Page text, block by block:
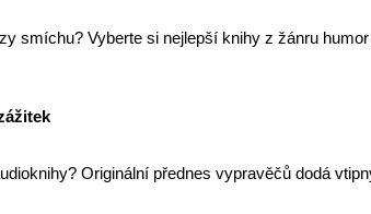
smíchu? Vyberte si nejlepší knihy z žánru
? Originální přednes vypravěčů dodá
Script.com fungoval správně.
generovaný aplikacemi založenými na jazyce PHP. Toto je
soubor cookie se používá k rozlišení mezi lidmi a roboty. To je
soubor cookie ukládá stav souhlasu uživatele se soubory